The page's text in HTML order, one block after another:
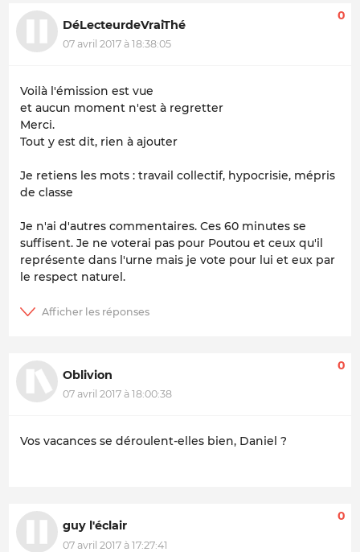
DéLecteurdeVraiThé
07 avril 2017 à 18:38:05
0
Voilà l'émission est vue
et aucun moment n'est à regretter
Merci.
Tout y est dit, rien à ajouter
Je retiens les mots : travail collectif, hypocrisie, mépris
de classe
Je n'ai d'autres commentaires. Ces 60 minutes se
suffisent. Je ne voterai pas pour Poutou et ceux qu'il
représente dans l'urne mais je vote pour lui et eux par
le respect naturel.
Oblivion
07 avril 2017 à 18:00:38
0
Vos vacances se déroulent-elles bien, Daniel ?
guy l'éclair
07 avril 2017 à 17:27:41
0